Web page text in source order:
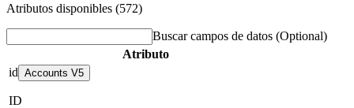
Atributos disponibles (572)
Buscar campos de datos (Optional)
Atributo
id Accounts V5
ID